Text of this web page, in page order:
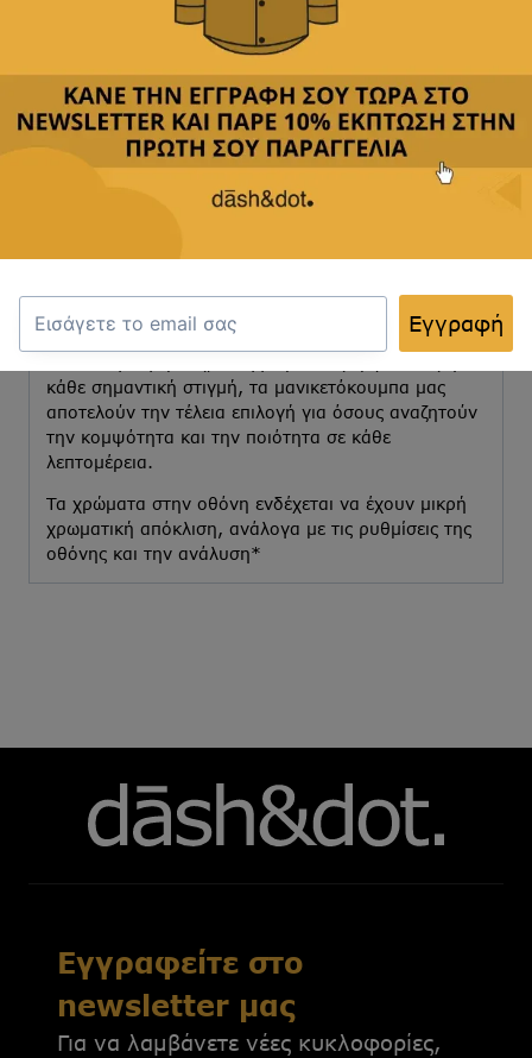
Περιγραφή
Κριτικές(0)
Αποστολή & Επιστροφές
Επιλέξτε τα μανικετόκουμπα μας για να προσθέσετε
μία ξεχωριστή νότα κομψότητας στην εμφάνισή
Διαθέτουμε πληθώρα σχεδίων, από κλασικά και
κατασκευασμένα από υλικά υψηλής ποιότητας για
ανθεκτικότητα και μακροχρόνια χρήση.
κάθε σημαντική στιγμή, τα μανικετόκουμπα μας
αποτελούν την τέλεια επιλογή για όσους αναζητούν
την κομψότητα και την ποιότητα σε κάθε
λεπτομέρεια.
Τα χρώματα στην οθόνη ενδέχεται να έχουν μικρή
χρωματική απόκλιση, ανάλογα με τις ρυθμίσεις της
οθόνης και την ανάλυση*
Εγγραφείτε στο
newsletter μας
Για να λαμβάνετε νέες κυκλοφορίες,
Εγγραφή